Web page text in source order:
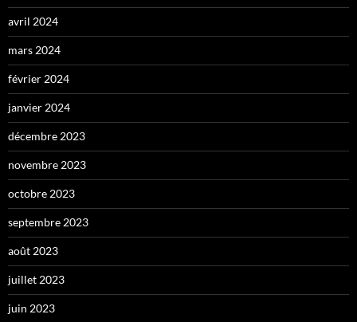
avril 2024
mars 2024
février 2024
janvier 2024
décembre 2023
novembre 2023
octobre 2023
septembre 2023
août 2023
juillet 2023
juin 2023